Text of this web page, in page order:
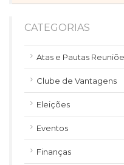
CATEGORIAS
Atas e Pautas
Clube de Vantagens
Eleições
Eventos
Finanças